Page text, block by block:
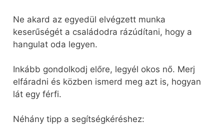
Ne akard az egyedül elvégzett munka
keserűségét a családodra rázúdítani, hogy a
hangulat oda legyen.
Inkább gondolkodj előre, legyél okos nő. Merj
elfáradni és közben ismerd meg azt is, hogyan
lát egy férfi.
Néhány tipp a segítségkéréshez: